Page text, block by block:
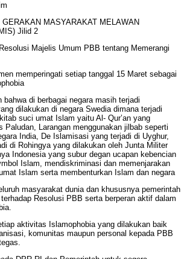
MASYARAKAT MELAWAN
Jilid 2
Majelis Umum PBB tentang Memerangi
memperingati setiap tanggal 15 Maret sebagai
bahwa di berbagai negara masih terjadi
dilakukan di negara Swedia dimana terjadi
suci umat Islam yaitu Al- Qur’an yang
Paludan, Larangan menggunakan jilbab seperti
India, De Islamisasi yang terjadi di Uyghur,
di Rohingya yang dilakukan oleh Junta Militer
Indonesia yang subur degan ucapan kebencian
Islam, mendiskriminasi dan memenjarakan
Islam serta membenturkan Islam dan negara
masyarakat dunia dan khususnya pemerintah
Resolusi PBB serta berperan aktif dalam
aktivitas Islamophobia yang dilakukan baik
komunitas maupun personal kepada PBB